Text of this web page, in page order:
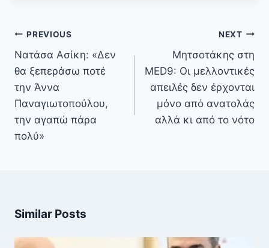
Πλοήγηση
άρθρων
PREVIOUS
Νατάσα Ασίκη: «Δεν
θα ξεπεράσω ποτέ
την Άννα
Παναγιωτοπούλου,
την αγαπώ πάρα
πολύ»
NEXT
Μητσοτάκης στη
MED9: Oι μελλοντικές
απειλές δεν έρχονται
μόνο από ανατολάς
αλλά κι από το νότο
Similar Posts